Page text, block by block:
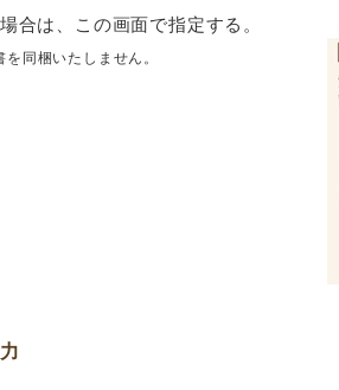
合は、この画面で指定する。
同梱いたしません。